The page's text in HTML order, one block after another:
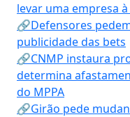
levar uma empresa
🔗Defensores
publicidade das bets
🔗CNMP instaura
determina
do MPPA
🔗Girão pede